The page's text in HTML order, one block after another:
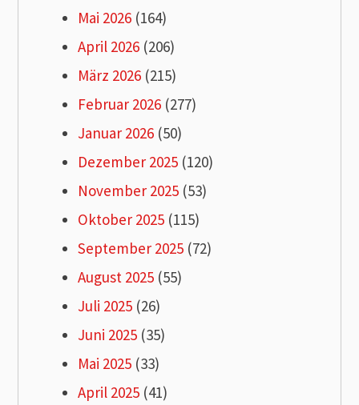
Mai 2026 (164)
April 2026 (206)
März 2026 (215)
Februar 2026 (277)
Januar 2026 (50)
Dezember 2025 (120)
November 2025 (53)
Oktober 2025 (115)
September 2025 (72)
August 2025 (55)
Juli 2025 (26)
Juni 2025 (35)
Mai 2025 (33)
April 2025 (41)